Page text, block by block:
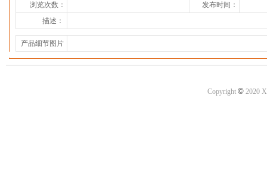
浏览次数：
发布时间：
描述：
产品细节图片
Copyright ©2020